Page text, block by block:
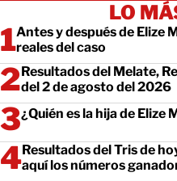
LO
Antes y después de Elize
reales del caso
Resultados del Melate,
del 2 de agosto del 2026
¿Quién es la hija de Elize
Resultados del Tris de
aquí los números